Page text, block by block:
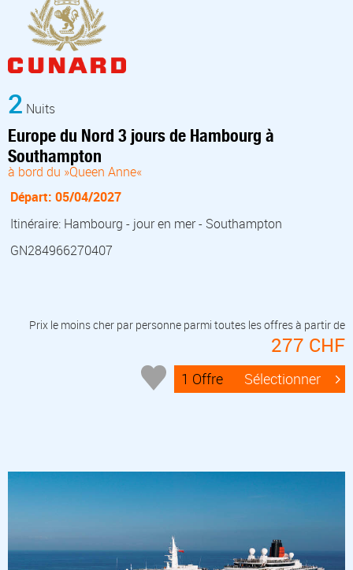
2 Nuits
Europe du Nord 3 jours de Hambourg à
Southampton
à bord du »Queen Anne«
Départ: 05/04/2027
Itinéraire: Hambourg - jour en mer - Southampton
GN284966270407
Prix le moins cher par personne parmi toutes les offres à partir de
277 CHF
1 Offre Sélectionner